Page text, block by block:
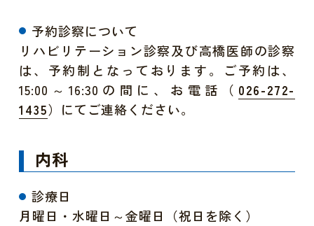
予約診察について
リハビリテーション診察及び高橋医師の診察
は、予約制となっております。ご予約は、
15:00～16:30の間に、お電話（ 026-272-
1435）にてご連絡ください。
内科
診療日
月曜日・水曜日～金曜日（祝日を除く）